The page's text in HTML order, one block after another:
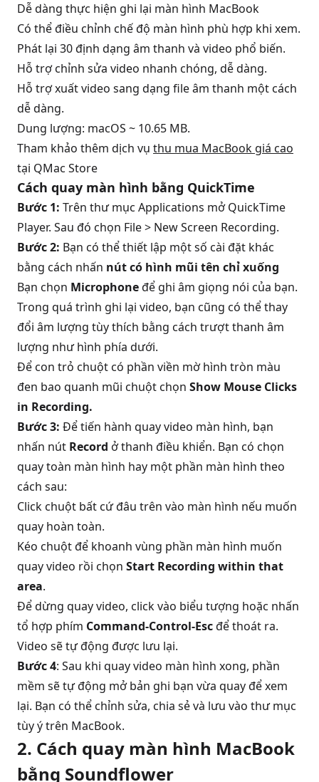
Dễ dàng thực hiện ghi lại màn hình MacBook
Có thể điều chỉnh chế độ màn hình phù hợp khi xem.
Phát lại 30 định dạng âm thanh và video phổ biến.
Hỗ trợ chỉnh sửa video nhanh chóng, dễ dàng.
Hỗ trợ xuất video sang dạng file âm thanh một cách
dễ dàng.
Dung lượng: macOS ~ 10.65 MB.
Tham khảo thêm dịch vụ thu mua MacBook giá cao
tại QMac Store
Cách quay màn hình bằng QuickTime
Bước 1: Trên thư mục Applications mở QuickTime
Player. Sau đó chọn File > New Screen Recording.
Bước 2: Bạn có thể thiết lập một số cài đặt khác
bằng cách nhấn nút có hình mũi tên chỉ xuống
Bạn chọn Microphoneđể ghi âm giọng nói của bạn.
Trong quá trình ghi lại video, bạn cũng có thể thay
đổi âm lượng tùy thích bằng cách trượt thanh âm
lượng như hình phía dưới.
Để con trỏ chuột có phần viền mờ hình tròn màu
đen bao quanh mũi chuột chọn Show Mouse Clicks
in Recording.
Bước 3: Để tiến hành quay video màn hình, bạn
nhấn nút Record ở thanh điều khiển. Bạn có chọn
quay toàn màn hình hay một phần màn hình theo
cách sau:
Click chuột bất cứ đâu trên vào màn hình nếu muốn
quay hoàn toàn.
Kéo chuột để khoanh vùng phần màn hình muốn
quay video rồi chọn Start Recording within that
area.
Để dừng quay video, click vào biểu tượng hoặc nhấn
tổ hợp phím Command-Control-Escđể thoát ra.
Video sẽ tự động được lưu lại.
Bước 4: Sau khi quay video màn hình xong, phần
mềm sẽ tự động mở bản ghi bạn vừa quay để xem
lại. Bạn có thể chỉnh sửa, chia sẻ và lưu vào thư mục
tùy ý trên MacBook.
2. Cách quay màn hình MacBook
bằng Soundflower